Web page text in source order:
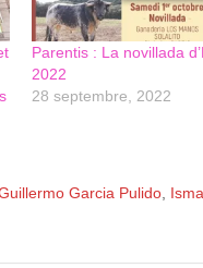
Parentis : La novillada
2022
28 septembre, 2022
Garcia Pulido